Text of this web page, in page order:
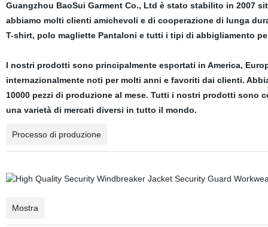
Guangzhou BaoSui Garment Co., Ltd è stato stabilito in 2007
abbiamo molti clienti amichevoli e di cooperazione di lunga
T-shirt, polo magliette Pantaloni e tutti i tipi di abbigliamento
I nostri prodotti sono principalmente esportati in America,
internazionalmente noti per molti anni e favoriti dai clienti.
10000 pezzi di produzione al mese. Tutti i nostri prodotti
una varietà di mercati diversi in tutto il mondo.
Processo di produzione
Mostra